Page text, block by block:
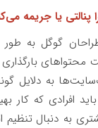
یا جریمه
گوگل به طور
به دلایل
افرادی که کار
به دنبال تنظیم